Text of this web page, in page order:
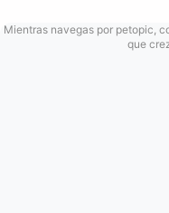
Mientras navegas por petopic,
que